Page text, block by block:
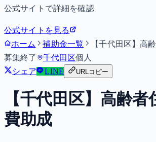
公式サイトで詳細を確認
公式サイトを見る
ホーム
補助金一覧
【千代田区】高
募集終了
千代田区個人
シェア
LINE URLコピー
【千代田区】高齢者
費助成